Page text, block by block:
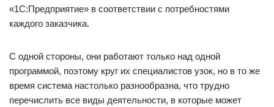
«1С:Предприятие» в соответствии с потребностями
каждого заказчика.
С одной стороны, они работают только над одной
программой, поэтому круг их специалистов узок, но в то же
время система настолько разнообразна, что трудно
перечислить все виды деятельности, в которые может